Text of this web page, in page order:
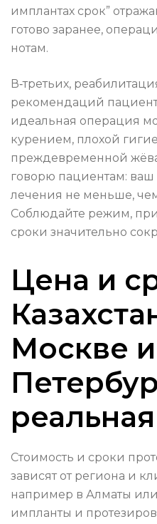
имплантах срок”
готово заранее,
нотам.
В‑третьих,
рекомендаций
идеальная операция
курением, плохой
преждевременной
говорю пациентам: ваш
лечения не меньше,
Соблюдайте режим,
сроки значительно
Цена и
Москве
Стоимость и сроки
зависят от региона и
например в Алматы
импланты и